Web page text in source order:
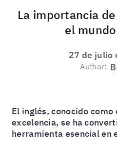
La importancia
el
27 de julio
Author:
El inglés, conocido
excelencia, se ha
herramienta esencial en